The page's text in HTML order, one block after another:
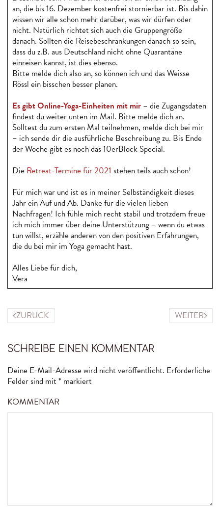
an, die bis 16. Dezember kostenfrei stornierbar ist. Bis dahin
wissen wir alle schon mehr darüber, was wir dürfen oder
nicht. Natürlich richtet sich auch die Gruppengröße
danach. Sollten die Reisebeschränkungen danach so sein,
dass du z.B. aus Deutschland nicht ohne Quarantäne
einreisen kannst, ist dies ebenso.
Bitte melde dich also an, so können ich und das Weisse
Rössl ein bisschen besser planen.
Es gibt Online-Yoga-Einheiten mit mir – die Zugangsdaten
findest du weiter unten im Mail. Bitte melde dich an.
Solltest du zum ersten Mal teilnehmen, melde dich bei mir
– ich sende dir die ausführliche Beschreibung zu. Bis Ende
der Woche gibt es noch das 10erBlock Special.
Die Retreat-Termine für 2021 stehen teils auch schon!
Für mich war und ist es in meiner Selbständigkeit dieses
Jahr ein Auf und Ab. Danke für die vielen lieben
Nachfragen! Ich fühle mich recht stabil und trotzdem freue
ich mich immer über deine Unterstützung – wenn du etwas
tun willst, erzähle anderen von den positiven Erfahrungen,
die du bei mir im Yoga gemacht hast.
Alles Liebe für dich,
Vera
ZURÜCK WEITER
SCHREIBE EINEN KOMMENTAR
Deine E-Mail-Adresse wird nicht veröffentlicht. Erforderliche
Felder sind mit* markiert
KOMMENTAR